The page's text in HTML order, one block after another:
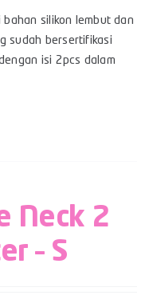
silikon lembut dan
sudah bersertifikasi
isi 2pcs dalam
Neck 2
– S